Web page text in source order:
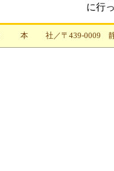
に行
本 社／〒439-0009 静